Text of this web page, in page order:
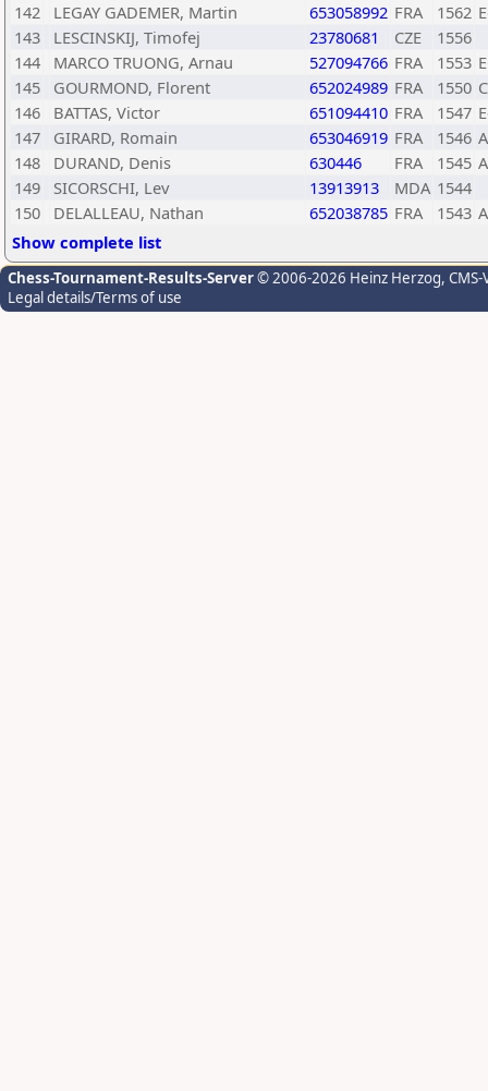
142
LEGAY GADEMER, Martin 653058992 FRA 1562
143
LESCINSKIJ, Timofej 23780681 CZE
1556
144
MARCO TRUONG, Arnau 527094766 FRA 1553
145
GOURMOND, Florent 652024989 FRA 1550
146
BATTAS, Victor 651094410 FRA 1547
147
GIRARD, Romain 653046919 FRA 1546
148
DURAND, Denis 630446 FRA 1545
149
SICORSCHI, Lev 13913913 MDA 1544
150
DELALLEAU, Nathan 652038785 FRA 1543
Show complete list
Chess-Tournament-Results-Server© 2006-2026 Heinz Herzog,
Legal details/Terms of use